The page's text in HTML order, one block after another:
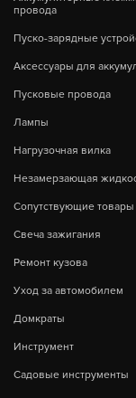
провода
Пуско-зарядные
Аксессуары для
Пусковые провода
Лампы
Нагрузочная вилка
Незамерзающая
Сопутствующие товары
Свеча зажигания
Ремонт кузова
Уход за автомобилем
Домкраты
Инструмент
Садовые инструменты